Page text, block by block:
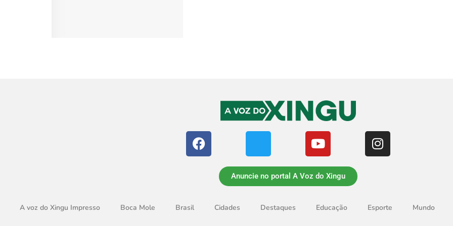
Anuncie no portal A Voz do Xingu
A voz do Xingu Impresso Boca Mole Brasil Cidades Destaques Educação Esporte Mundo